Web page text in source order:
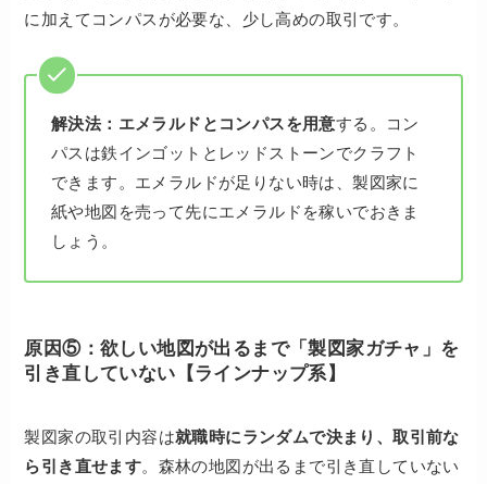
に加えてコンパスが必要な、少し高めの取引です。
解決法： エメラルドとコンパスを用意する。コン
パスは鉄インゴットとレッドストーンでクラフト
できます。エメラルドが足りない時は、製図家に
紙や地図を売って先にエメラルドを稼いでおきま
しょう。
原因⑤：欲しい地図が出るまで「製図家ガチャ」を
引き直していない【ラインナップ系】
製図家の取引内容は就職時にランダムで決まり、取引前な
ら引き直せます。森林の地図が出るまで引き直していない